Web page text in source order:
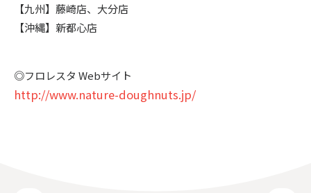
【九州】 藤崎店、大分店
【沖縄】 新都心店
◎フロレスタ Webサイト
http://www.nature-doughnuts.jp/